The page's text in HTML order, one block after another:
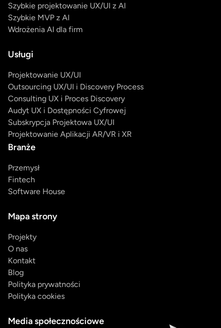
Szybkie projektowanie UX/UI z AI
Szybkie MVP z AI
Wdrożenia AI dla firm
Usługi
Projektowanie UX/UI
Outsourcing UX/UI i Discovery Process
Consulting UX i Proces Discovery
Audyt UX i Dostępności Cyfrowej
Subskrypcja Projektowa UX/UI
Projektowanie Aplikacji AR/VR i XR
Branże
Przemysł
Fintech
Software House
Mapa strony
Projekty
O nas
Kontakt
Blog
Polityka prywatności
Polityka cookies
Media społecznościowe